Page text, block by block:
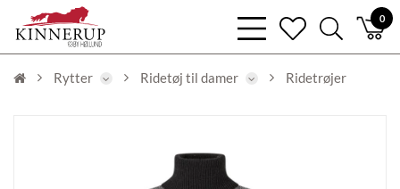
0
bars
light
heart
search
light
Rytter Ridetøj til damer Ridetrøjer